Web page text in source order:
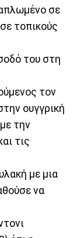
σε
τοπικούς
του στη
τον
ουγγρική
την
τις
με μια
να